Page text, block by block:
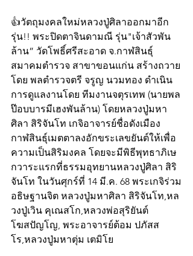
👍วัตถุมงคลใหม่หลวงปู่ศิลาออกมาอีก
รุ่น!! พระปิดตาจินดามณี รุ่น"เจ้าสัวพัน
ล้าน” วัดโพธิ์ศรีสะอาด จ.กาฬสินธุ์
สมาคมตำรวจ สาขาขอนแก่น สร้างถวาย
โดย พลตำรวจตรี จรูญ นวมทอง ดำเนิน
การดูแลงานโดย ทีมงานจตุรเทพ (นายพล
ป๊อบบารมีเฮงพันล้าน) โดยหลวงปู่มหา
ศิลา สิริจันโท เกจิอาจารย์ชื่อดังเมือง
กาฬสินธุ์เมตตาลงอักขระเลขยันต์ให้เพื่อ
ความเป็นสิริมงคล โดยจะมีพิธีพุทธาภิเษ
กวาระแรกที่ธรรมอุทยานหลวงปู่ศิลา สิริ
จันโท ในวันศุกร์ที่ 14 มี.ค. 68 พระเกจิร่วม
อธิษฐานจิต หลวงปู่มหาศิลา สิริจันโท,หล
วงปู่เวิน คุเณสโก,หลวงพ่อสุริยันต์
โฆสปัญโญ, พระอาจารย์ต้อม ปภัสส
โร,หลวงปู่มหาตุ่ม เตมิโย